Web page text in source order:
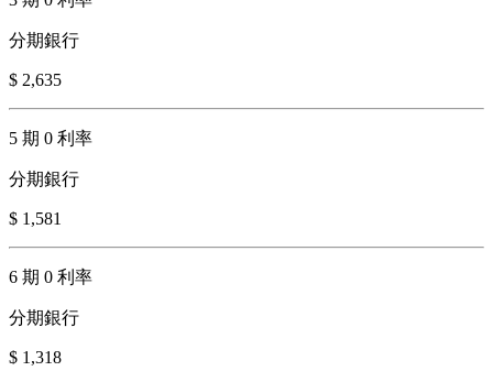
分期銀行
$ 2,635
5 期 0 利率
分期銀行
$ 1,581
6 期 0 利率
分期銀行
$ 1,318